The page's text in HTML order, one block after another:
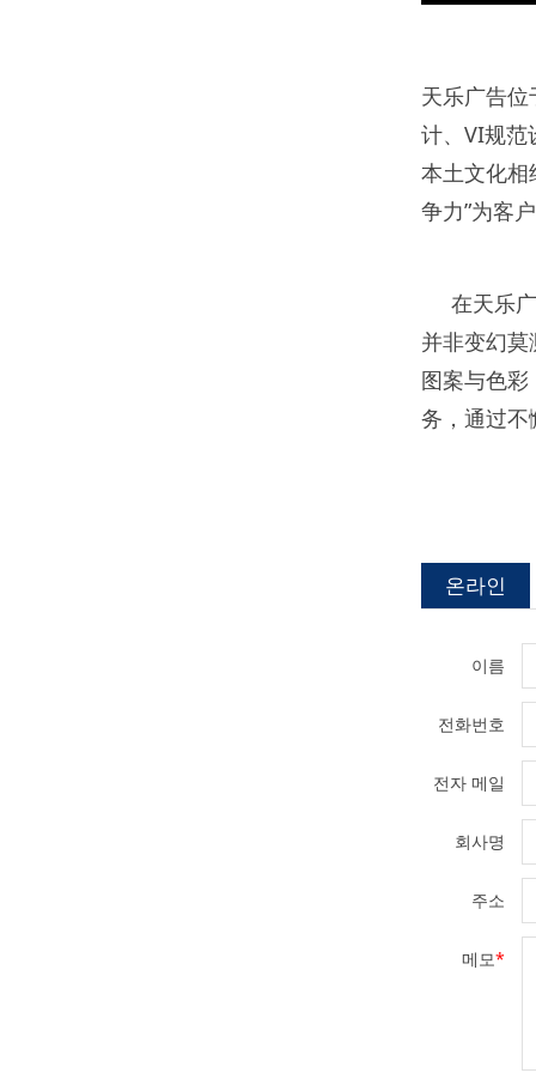
天乐广告
计、VI规范
本土文化相
争力”为客
在天乐广
并非变幻
图案与色
务，通过
온라인
이름
전화번호
전자 메일
회사명
주소
메모*